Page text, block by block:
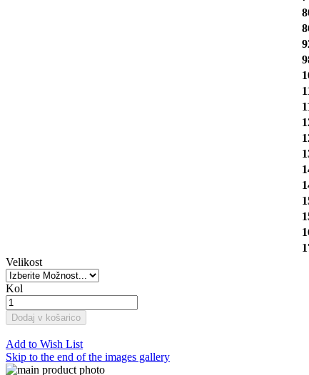
Velikost
Kol
Dodaj v košarico
Add to Wish List
Skip to the end of the images gallery